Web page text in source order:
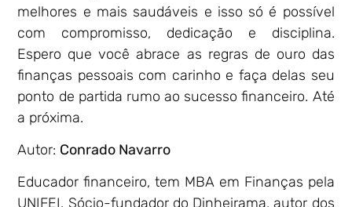
melhores e mais saudáveis e isso só é possível
com compromisso, dedicação e disciplina.
Espero que você abrace as regras de ouro das
finanças pessoais com carinho e faça delas seu
ponto de partida rumo ao sucesso financeiro. Até
a próxima.
Autor: Conrado Navarro
Educador financeiro, tem MBA em Finanças pela
UNIFEI. Sócio-fundador do Dinheirama, autor dos